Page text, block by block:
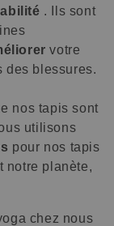
. Ils sont
votre
des blessures.
nos tapis sont
utilisons
pour nos tapis
notre planète,
chez nous